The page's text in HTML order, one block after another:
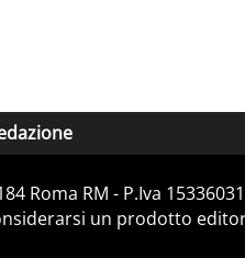
Roma RM - P.Iva
un prodotto